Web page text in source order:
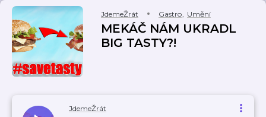
JdemeŽrát Gastro, Umění
MEKÁČ NÁM UKRADL
BIG TASTY?!
JdemeŽrát